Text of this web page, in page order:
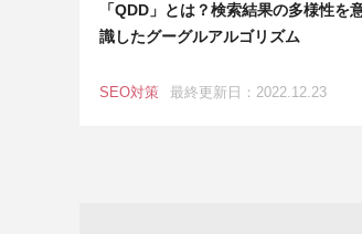
「QDD」とは？検索結果の多様性を
識したグーグルアルゴリズム
SEO対策 最終更新日：2022.12.23